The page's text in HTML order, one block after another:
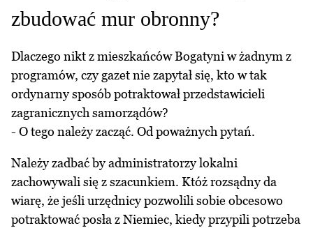
zbudować mur obronny?
Dlaczego nikt z mieszkańców Bogatyni w żadnym z
programów, czy gazet nie zapytał się, kto w tak
ordynarny sposób potraktował przedstawicieli
zagranicznych samorządów?
- O tego należy zacząć. Od poważnych pytań.
Należy zadbać by administratorzy lokalni
zachowywali się z szacunkiem. Któż rozsądny da
wiarę, że jeśli urzędnicy pozwolili sobie obcesowo
potraktować posła z Niemiec, kiedy przypili potrzeba